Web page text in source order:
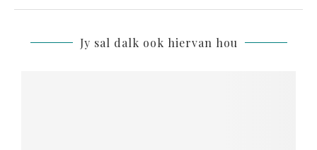
Jy sal dalk ook hiervan hou